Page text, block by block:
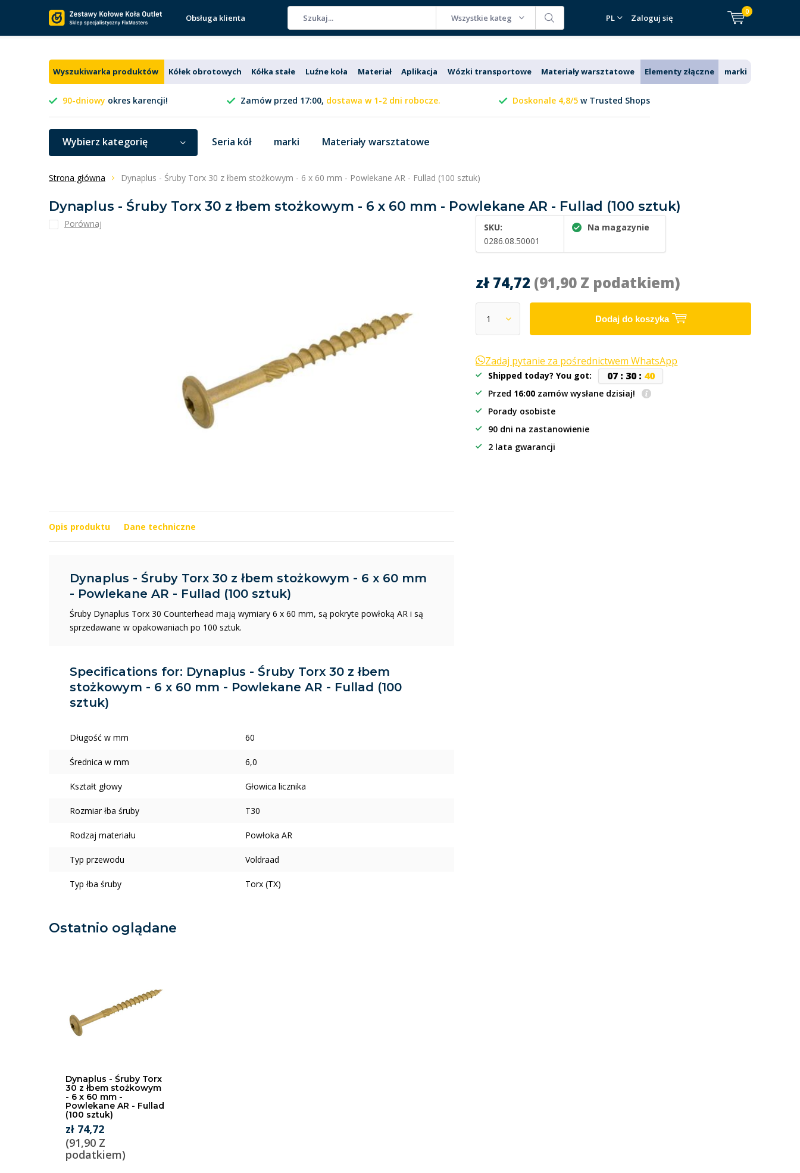
Obsługa klienta Wszystkie kategorie PL Zaloguj się
0
Wyszukiwarka produktów Kółek obrotowych Kółka stałe Luźne koła Materiał Aplikacja Wózki transportowe Materiały warsztatowe Elementy złączne marki
90-dniowy okres karencji! Zamów przed 17:00, dostawa w 1-2 dni robocze. Doskonale 4,8/5 w Trusted Shops
Wybierz kategorię Seria kół marki Materiały warsztatowe
Strona główna Dynaplus - Śruby Torx 30 z łbem stożkowym - 6 x 60 mm - Powlekane AR - Fullad (100 sztuk)
Dynaplus - Śruby Torx 30 z łbem stożkowym - 6 x 60 mm - Powlekane AR - Fullad (100 sztuk)
Porównaj
SKU:
0286.08.50001
Na magazynie
zł 74,72 (91,90 Z podatkiem)
Dodaj do koszyka
Zadaj pytanie za pośrednictwem WhatsApp
Shipped today? You got: 07: 30: 40
Przed 16:00 zamów wysłane dzisiaj!
Porady osobiste
90 dni na zastanowienie
2 lata gwarancji
Opis produktu Dane techniczne
Dynaplus - Śruby Torx 30 z łbem stożkowym - 6 x 60 mm
- Powlekane AR - Fullad (100 sztuk)
Śruby Dynaplus Torx 30 Counterhead mają wymiary 6 x 60 mm, są pokryte powłoką AR i są
sprzedawane w opakowaniach po 100 sztuk.
Specifications for: Dynaplus - Śruby Torx 30 z łbem
stożkowym - 6 x 60 mm - Powlekane AR - Fullad (100
sztuk)
Długość w mm 60
Średnica w mm 6,0
Kształt głowy Głowica licznika
Rozmiar łba śruby T30
Rodzaj materiału Powłoka AR
Typ przewodu Voldraad
Typ łba śruby Torx (TX)
Ostatnio oglądane
Dynaplus - Śruby Torx
30 z łbem stożkowym
- 6 x 60 mm -
Powlekane AR - Fullad
(100 sztuk)
zł 74,72
(91,90 Z
podatkiem)